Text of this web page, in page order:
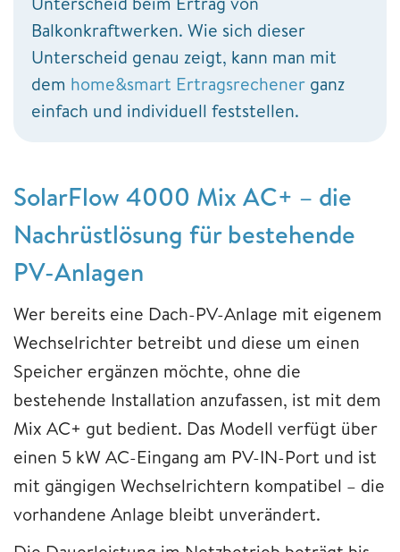
Balkonkraftwerken. Wie sich dieser
Unterscheid genau zeigt, kann man mit
dem home&smart Ertragsrechener ganz
einfach und individuell feststellen.
SolarFlow 4000 Mix AC+ – die
Nachrüstlösung für bestehende
PV-Anlagen
Wer bereits eine Dach-PV-Anlage mit eigenem
Wechselrichter betreibt und diese um einen
Speicher ergänzen möchte, ohne die
bestehende Installation anzufassen, ist mit dem
Mix AC+ gut bedient. Das Modell verfügt über
einen 5 kW AC-Eingang am PV-IN-Port und ist
mit gängigen Wechselrichtern kompatibel – die
vorhandene Anlage bleibt unverändert.